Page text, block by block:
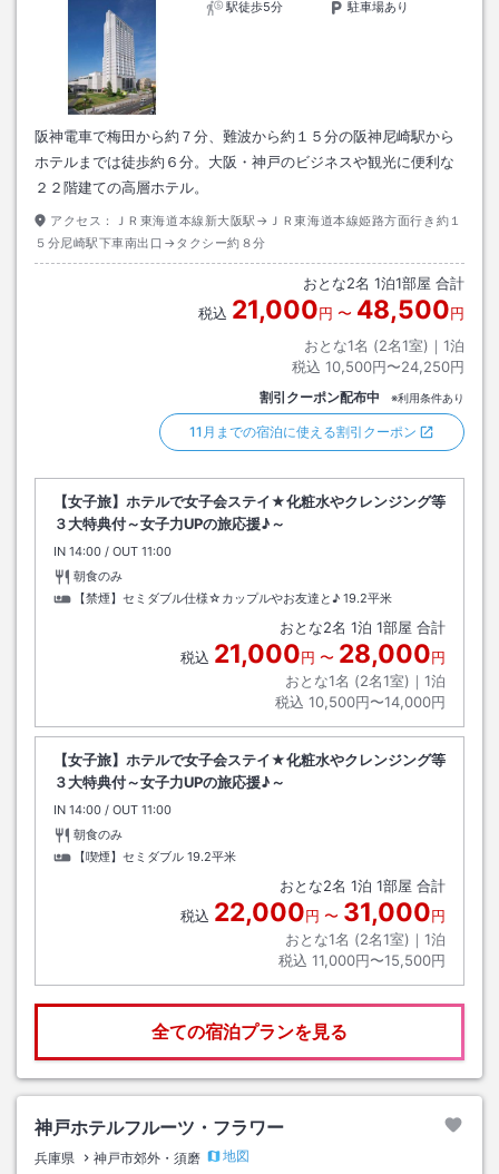
駅徒歩5分 駐車場あり
阪神電車で梅田から約７分、難波から約１５分の阪神尼崎駅から
ホテルまでは徒歩約６分。大阪・神戸のビジネスや観光に便利な
２２階建ての高層ホテル。
アクセス：
ＪＲ東海道本線新大阪駅→ＪＲ東海道本線姫路方面行き約１
５分尼崎駅下車南出口→タクシー約８分
おとな2名 1泊1部屋 合計
税込 21,000円 〜 48,500円
おとな1名 (2名1室)｜ 1泊
税込 10,500円〜24,250円
割引クーポン配布中 ※利用条件あり
11月までの宿泊に使える割引クーポン
【女子旅】ホテルで女子会ステイ★化粧水やクレンジング等
３大特典付～女子力UPの旅応援♪～
IN チェックイン
14:00 / OUT チェックアウト
11:00
朝食のみ
【禁煙】セミダブル仕様☆カップルやお友達と♪ 19.2平米
おとな2名 1泊 1部屋 合計
税込 21,000円 〜 28,000円
おとな1名 (2名1室)｜ 1泊
税込 10,500円〜14,000円
【女子旅】ホテルで女子会ステイ★化粧水やクレンジング等
３大特典付～女子力UPの旅応援♪～
IN チェックイン
14:00 / OUT チェックアウト
11:00
朝食のみ
【喫煙】セミダブル 19.2平米
おとな2名 1泊 1部屋 合計
税込 22,000円 〜 31,000円
おとな1名 (2名1室)｜ 1泊
税込 11,000円〜15,500円
全ての宿泊プランを見る
神戸ホテルフルーツ・フラワー
兵庫県 神戸市郊外・須磨
地図